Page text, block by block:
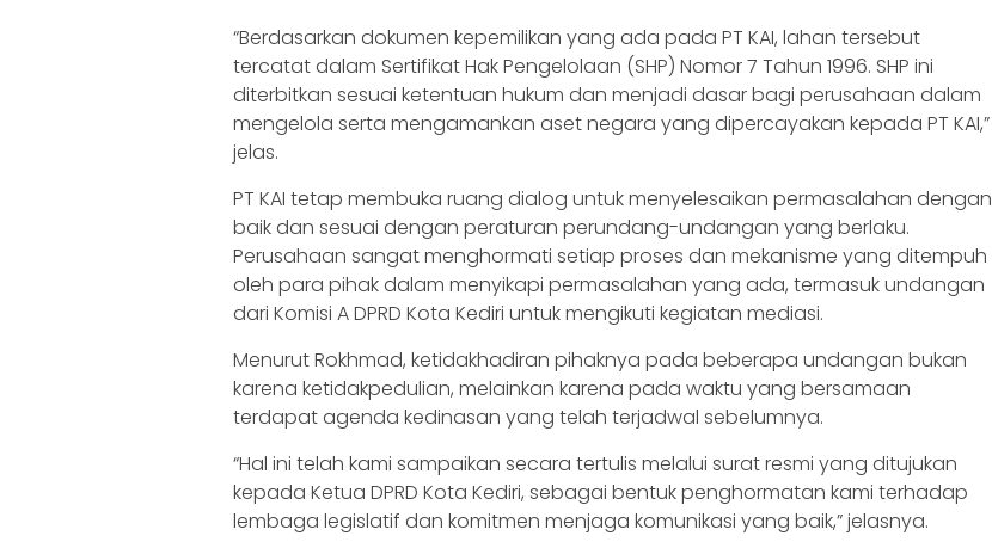
“Berdasarkan dokumen kepemilikan yang ada pada PT KAI, lahan tersebut
tercatat dalam Sertifikat Hak Pengelolaan (SHP) Nomor 7 Tahun 1996. SHP ini
diterbitkan sesuai ketentuan hukum dan menjadi dasar bagi perusahaan dalam
mengelola serta mengamankan aset negara yang dipercayakan kepada PT KAI,”
jelas.
PT KAI tetap membuka ruang dialog untuk menyelesaikan permasalahan dengan
baik dan sesuai dengan peraturan perundang-undangan yang berlaku.
Perusahaan sangat menghormati setiap proses dan mekanisme yang ditempuh
oleh para pihak dalam menyikapi permasalahan yang ada, termasuk undangan
dari Komisi A DPRD Kota Kediri untuk mengikuti kegiatan mediasi.
Menurut Rokhmad, ketidakhadiran pihaknya pada beberapa undangan bukan
karena ketidakpedulian, melainkan karena pada waktu yang bersamaan
terdapat agenda kedinasan yang telah terjadwal sebelumnya.
“Hal ini telah kami sampaikan secara tertulis melalui surat resmi yang ditujukan
kepada Ketua DPRD Kota Kediri, sebagai bentuk penghormatan kami terhadap
lembaga legislatif dan komitmen menjaga komunikasi yang baik,” jelasnya.